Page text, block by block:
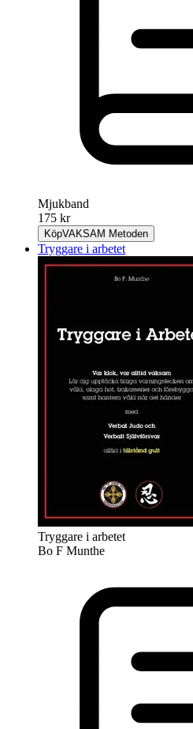
Mjukband
175 kr
KöpVAKSAM Metoden
Tryggare i arbetet
Tryggare i arbetet
Bo F Munthe